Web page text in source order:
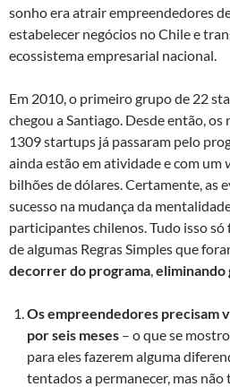
sonho era atrair empreendedores
estabelecer negócios no Chile e
ecossistema empresarial nacional.
Em 2010, o primeiro grupo de 22
chegou a Santiago. Desde então,
1309 startups já passaram pelo
ainda estão em atividade e com um
bilhões de dólares. Certamente, as
sucesso na mudança da
participantes chilenos. Tudo isso só
de algumas Regras Simples que
decorrer do programa,eliminando
Os empreendedores precisam
por seis meses – o que se
para eles fazerem alguma
tentados a permanecer, mas